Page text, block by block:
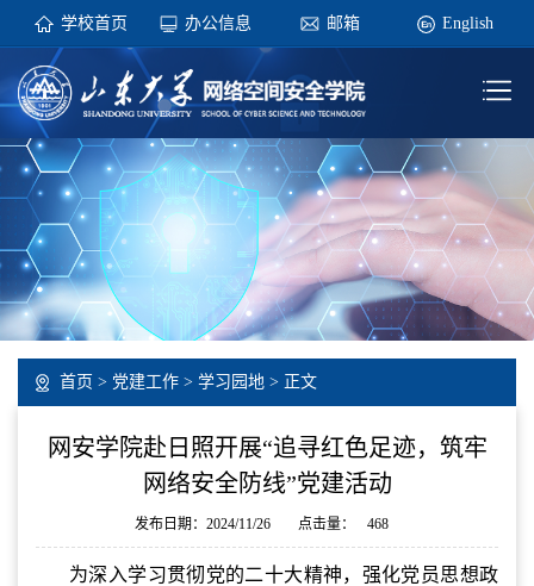
学校首页 办公信息 邮箱 English
首页 > 党建工作 > 学习园地 > 正文
网安学院赴日照开展“追寻红色足迹，筑牢
网络安全防线”党建活动
发布日期：2024/11/26 点击量： 468
为深入学习贯彻党的二十大精神，强化党员思想政